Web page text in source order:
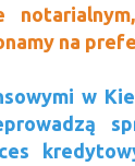
na
w